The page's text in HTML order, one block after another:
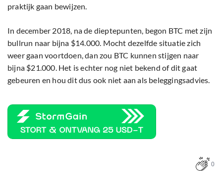
praktijk gaan bewijzen.
In december 2018, na de dieptepunten, begon BTC met zijn
bullrun naar bijna $14.000. Mocht dezelfde situatie zich
weer gaan voortdoen, dan zou BTC kunnen stijgen naar
bijna $21.000. Het is echter nog niet bekend of dit gaat
gebeuren en hou dit dus ook niet aan als beleggingsadvies.
0